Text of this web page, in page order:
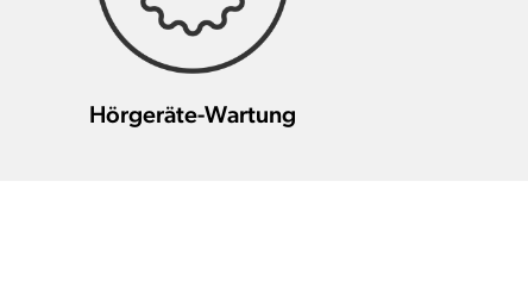
Hörgeräte-Wartung